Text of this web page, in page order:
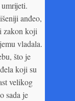
anđeo,
zakon koji
vladala.
što je
koji su
velikog
sada je